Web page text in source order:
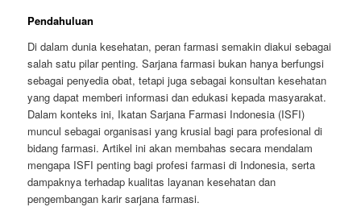
Pendahuluan
Di dalam dunia kesehatan, peran farmasi semakin diakui sebagai
salah satu pilar penting. Sarjana farmasi bukan hanya berfungsi
sebagai penyedia obat, tetapi juga sebagai konsultan kesehatan
yang dapat memberi informasi dan edukasi kepada masyarakat.
Dalam konteks ini, Ikatan Sarjana Farmasi Indonesia (ISFI)
muncul sebagai organisasi yang krusial bagi para profesional di
bidang farmasi. Artikel ini akan membahas secara mendalam
mengapa ISFI penting bagi profesi farmasi di Indonesia, serta
dampaknya terhadap kualitas layanan kesehatan dan
pengembangan karir sarjana farmasi.